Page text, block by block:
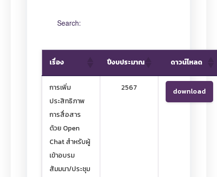
Search:
เรื่อง ปีงบประมาณ ดาวน์โหลด
การเพิ่ม
ประสิทธิภาพ
การสื่อสาร
ด้วย Open
Chat สำหรับผู้
เข้าอบรม
สัมมนา/ประชุม
2567 download